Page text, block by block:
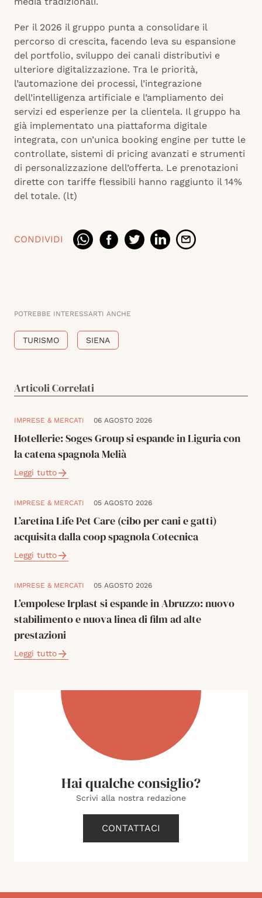
Per il 2026 il gruppo punta a consolidare il
percorso di crescita, facendo leva su espansione
del portfolio, sviluppo dei canali distributivi e
ulteriore digitalizzazione. Tra le priorità,
l’automazione dei processi, l’integrazione
dell’intelligenza artificiale e l’ampliamento dei
servizi ed esperienze per la clientela. Il gruppo ha
già implementato una piattaforma digitale
integrata, con un’unica booking engine per tutte le
controllate, sistemi di pricing avanzati e strumenti
di personalizzazione dell’offerta. Le prenotazioni
dirette con tariffe flessibili hanno raggiunto il 14%
del totale. (lt)
CONDIVIDI
POTREBBE INTERESSARTI ANCHE
TURISMO SIENA
Articoli Correlati
IMPRESE & MERCATI 06 AGOSTO 2026
Hotellerie: Soges Group si espande in Liguria con
la catena spagnola Melià
Leggi tutto
IMPRESE & MERCATI 05 AGOSTO 2026
L’aretina Life Pet Care (cibo per cani e gatti)
acquisita dalla coop spagnola Cotecnica
Leggi tutto
IMPRESE & MERCATI 05 AGOSTO 2026
L’empolese Irplast si espande in Abruzzo: nuovo
stabilimento e nuova linea di film ad alte
prestazioni
Leggi tutto
Hai qualche consiglio?
Scrivi alla nostra redazione
CONTATTACI